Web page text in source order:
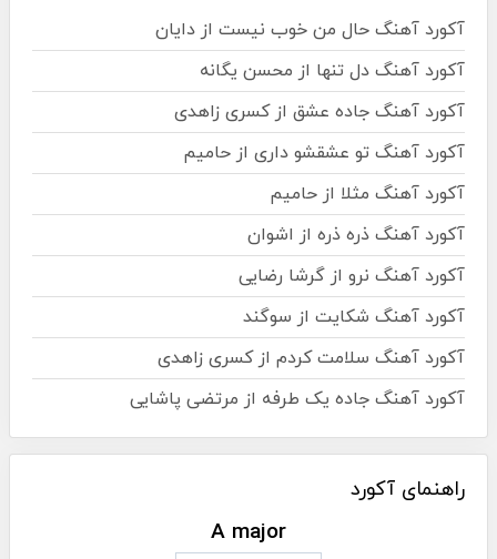
آکورد آهنگ حال من خوب نیست از دایان
آکورد آهنگ دل تنها از محسن یگانه
آکورد آهنگ جاده عشق از کسری زاهدی
آکورد آهنگ تو عشقشو داری از حامیم
آکورد آهنگ مثلا از حامیم
آکورد آهنگ ذره ذره از اشوان
آکورد آهنگ نرو از گرشا رضایی
آکورد آهنگ شکایت از سوگند
آکورد آهنگ سلامت کردم از کسری زاهدی
آکورد آهنگ جاده یک طرفه از مرتضی پاشایی
راهنمای آکورد
A major